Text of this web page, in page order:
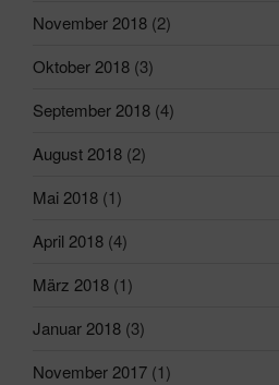
November 2018 (2)
Oktober 2018 (3)
September 2018 (4)
August 2018 (2)
Mai 2018 (1)
April 2018 (4)
März 2018 (1)
Januar 2018 (3)
November 2017 (1)